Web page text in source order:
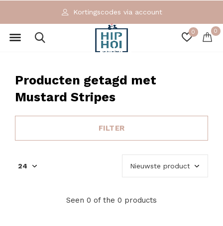
0 0
Kortingscodes via account
Producten getagd met
Mustard Stripes
FILTER
Seen 0 of the 0 products